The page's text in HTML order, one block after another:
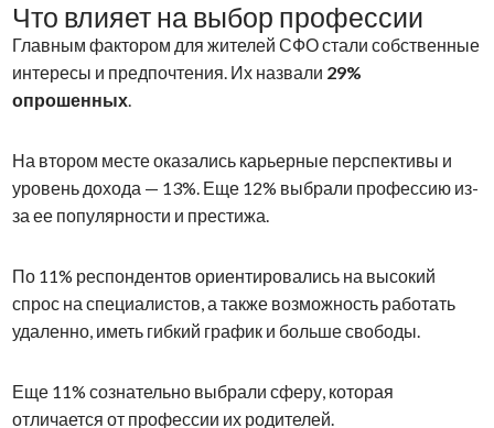
Что влияет на выбор профессии
Главным фактором для жителей СФО стали собственные
интересы и предпочтения. Их назвали 29%
опрошенных.
На втором месте оказались карьерные перспективы и
уровень дохода — 13%. Еще 12% выбрали профессию из-
за ее популярности и престижа.
По 11% респондентов ориентировались на высокий
спрос на специалистов, а также возможность работать
удаленно, иметь гибкий график и больше свободы.
Еще 11% сознательно выбрали сферу, которая
отличается от профессии их родителей.